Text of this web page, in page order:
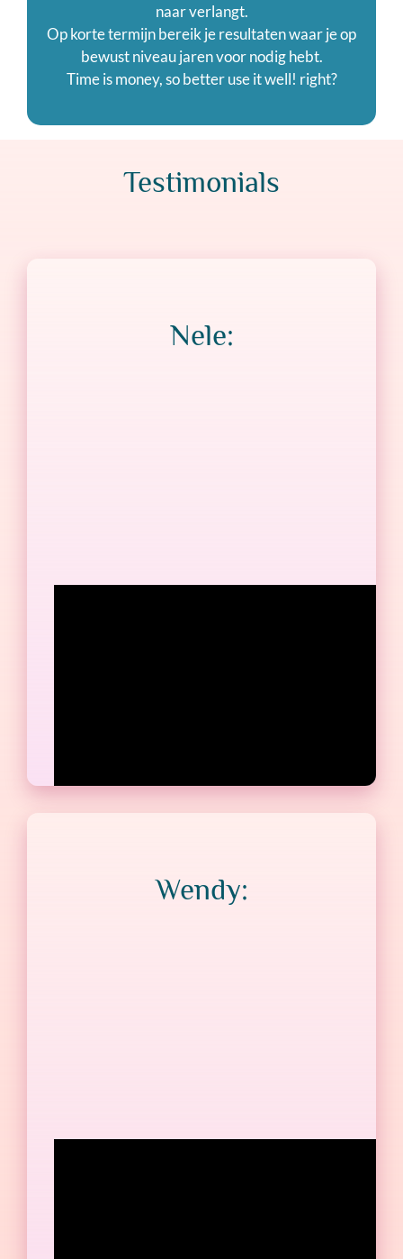
naar verlangt.
Op korte termijn bereik je resultaten waar je op
bewust niveau jaren voor nodig hebt.
Time is money, so better use it well! right?
Testimonials
Nele:
Wendy: